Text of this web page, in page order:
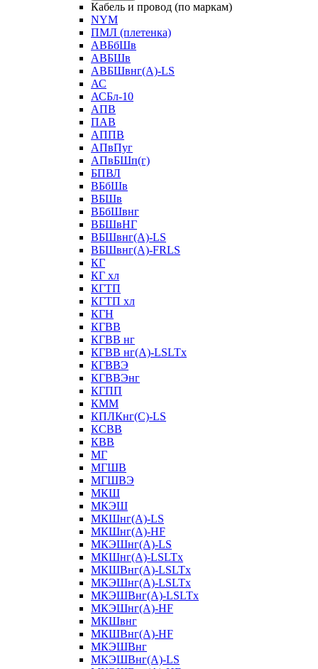
Кабель и провод (по маркам)
NYM
ПМЛ (плетенка)
АВБбШв
АВБШв
АВБШвнг(А)-LS
АС
АСБл-10
АПВ
ПАВ
АППВ
АПвПуг
АПвБШп(г)
БПВЛ
ВБбШв
ВБШв
ВБбШвнг
ВБШвНГ
ВБШвнг(А)-LS
ВБШвнг(А)-FRLS
КГ
КГ хл
КГТП
КГТП хл
КГН
КГВВ
КГВВ нг
КГВВ нг(А)-LSLTx
КГВВЭ
КГВВЭнг
КГПП
КММ
КПЛКнг(C)-LS
КСВВ
КВВ
МГ
МГШВ
МГШВЭ
МКШ
МКЭШ
МКШнг(А)-LS
МКШнг(А)-HF
МКЭШнг(А)-LS
МКШнг(А)-LSLTx
МКШВнг(A)-LSLTx
МКЭШнг(А)-LSLTx
МКЭШВнг(A)-LSLTx
МКЭШнг(А)-HF
МКШвнг
МКШВнг(А)-HF
МКЭШВнг
МКЭШВнг(А)-LS